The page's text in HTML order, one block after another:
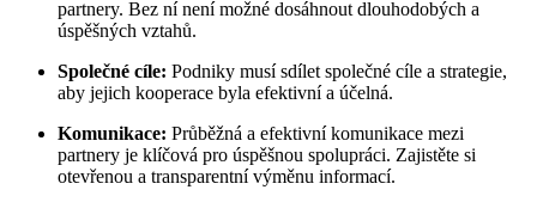
partnery. Bez ní není možné dosáhnout dlouhodobých a
úspěšných vztahů.
Společné cíle: Podniky musí sdílet společné cíle a strategie,
aby jejich kooperace byla efektivní a účelná.
Komunikace: Průběžná a efektivní komunikace mezi
partnery je klíčová pro úspěšnou spolupráci. Zajistěte si
otevřenou a transparentní výměnu informací.